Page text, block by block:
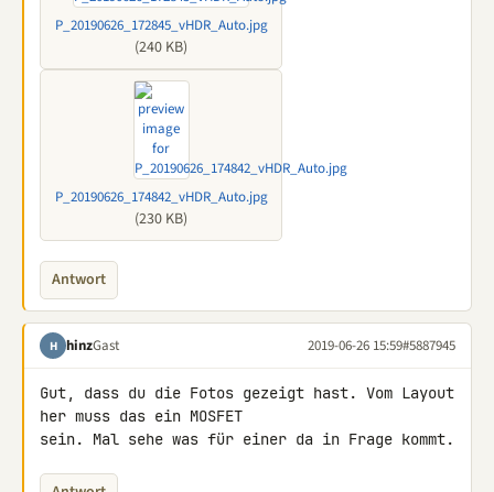
P_20190626_172845_vHDR_Auto.jpg
(240 KB)
P_20190626_174842_vHDR_Auto.jpg
(230 KB)
Antwort
H hinzGast 2019-06-26 15:59#5887945
Gut, dass du die Fotos gezeigt hast. Vom Layout
her muss das ein MOSFET
sein. Mal sehe was für einer da in Frage kommt.